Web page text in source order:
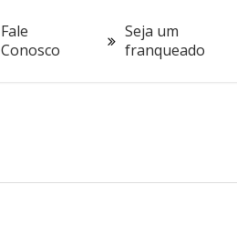
Fale
Conosco
Seja um
franqueado